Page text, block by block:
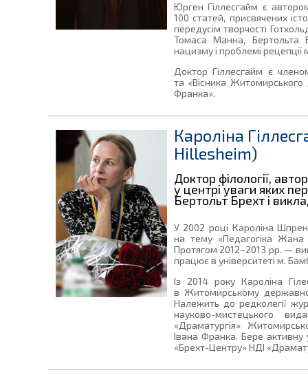
Юрген Гіллесгайм є
100 статей, присвячених
передусім творчості
Томаса Манна, Бертольта
нацизму і проблемі рецепції
Доктор Гіллесгайм є
та «Вісника Житомирського
Франка».
Кароліна
Hillesheim)
Доктор філології,
у центрі уваги яких
Бертольт Брехт і
У 2002 році Кароліна
на тему «Педагогіка Жана
Протягом 2012–2013 рр. —
працює в університеті м.
Із 2014 року Кароліна
в Житомирському
Належить до редколегії
науково-мистецького
«Драматургія»
Івана Франка. Бере активну
«Брехт-Центру» НДІ